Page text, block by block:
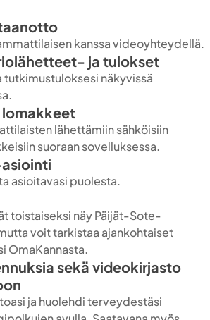
kanssa videoyhteydellä.
ja tulokset
tutkimustuloksesi näkyvissä
lomakkeet
lähettämiin sähköisiin
suoraan sovelluksessa.
asioitavasi puolesta.
toistaiseksi näy Päijät-Sote-
voit tarkistaa ajankohtaiset
OmaKannasta.
sekä videokirjasto
ja huolehdi terveydestäsi